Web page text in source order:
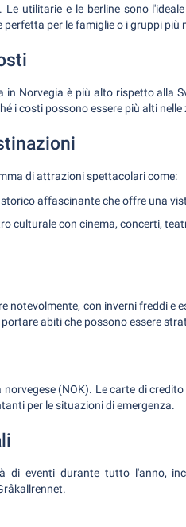
Le utilitarie e le berline sono
perfetta per le famiglie o i gruppi più
in Norvegia è più alto rispetto alla
i costi possono essere più alti nelle
di attrazioni spettacolari come:
affascinante che offre una
culturale con cinema, concerti,
notevolmente, con inverni freddi
abiti che possono essere
(NOK). Le carte di
per le situazioni di emergenza.
di eventi durante tutto l'anno,